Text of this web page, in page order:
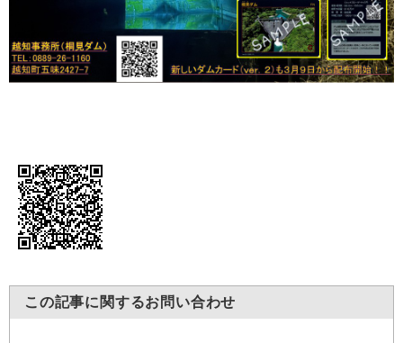
この記事に関するお問い合わせ